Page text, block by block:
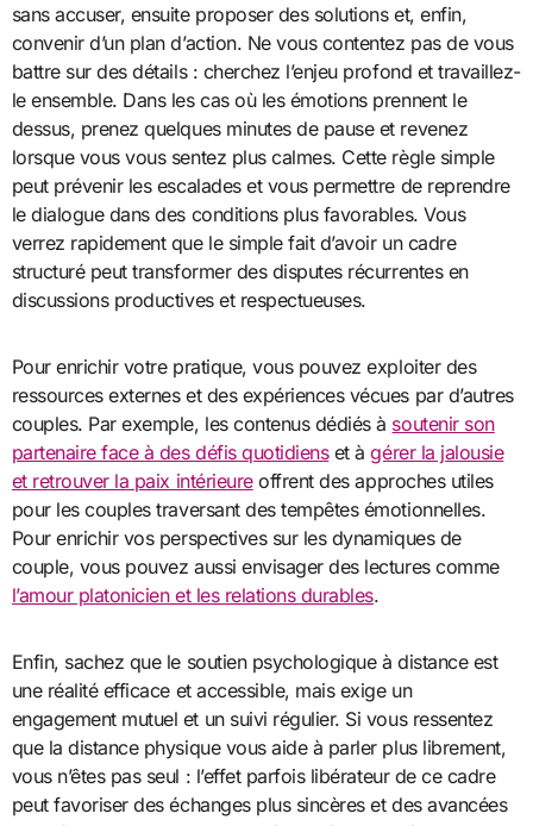
sans accuser, ensuite proposer des solutions et, enfin,
convenir d’un plan d’action. Ne vous contentez pas de vous
battre sur des détails : cherchez l’enjeu profond et travaillez-
le ensemble. Dans les cas où les émotions prennent le
dessus, prenez quelques minutes de pause et revenez
lorsque vous vous sentez plus calmes. Cette règle simple
peut prévenir les escalades et vous permettre de reprendre
le dialogue dans des conditions plus favorables. Vous
verrez rapidement que le simple fait d’avoir un cadre
structuré peut transformer des disputes récurrentes en
discussions productives et respectueuses.
Pour enrichir votre pratique, vous pouvez exploiter des
ressources externes et des expériences vécues par d’autres
couples. Par exemple, les contenus dédiés à soutenir son
partenaire face à des défis quotidienset àgérer la jalousie
et retrouver la paix intérieureoffrent des approches utiles
pour les couples traversant des tempêtes émotionnelles.
Pour enrichir vos perspectives sur les dynamiques de
couple, vous pouvez aussi envisager des lectures comme
l’amour platonicien et les relations durables.
Enfin, sachez que le soutien psychologique à distance est
une réalité efficace et accessible, mais exige un
engagement mutuel et un suivi régulier. Si vous ressentez
que la distance physique vous aide à parler plus librement,
vous n’êtes pas seul : l’effet parfois libérateur de ce cadre
peut favoriser des échanges plus sincères et des avancées